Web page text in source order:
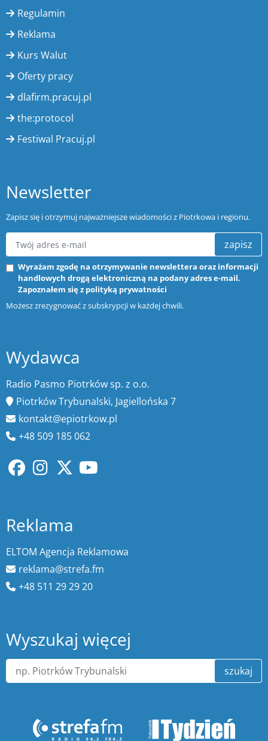
Regulamin
Reklama
Kurs Walut
Oferty pracy
dlafirm.pracuj.pl
the:protocol
Festiwal Pracuj.pl
Newsletter
Zapisz się i otrzymuj najważniejsze wiadomości z Piotrkowa i regionu.
zapisz
Wyrażam zgodę na otrzymywanie newslettera oraz informacji
handlowych drogą elektroniczną na podany adres e-mail.
Zapoznałem się z polityką prywatności
Możesz zrezygnować z subskrypcji w każdej chwili.
Wydawca
Radio Pasmo Piotrków sp. z o.o.
Piotrków Trybunalski, Jagiellońska 7
kontakt@epiotrkow.pl
+48 509 185 062
Reklama
ELTOM Agencja Reklamowa
reklama@strefa.fm
+48 511 29 29 20
Wyszukaj więcej
szukaj